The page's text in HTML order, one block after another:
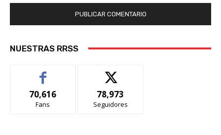
NUESTRAS RRSS
70,616
Fans
78,973
Seguidores